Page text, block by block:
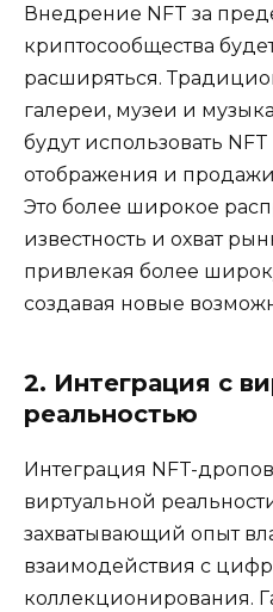
Внедрение NFT за
криптосообщества
расширяться.
галереи, музеи и
будут использовать
отображения и
Это более широкое
известность и охват
привлекая более
создавая новые
2. Интеграция с
реальностью
Интеграция NFT-
виртуальной
захватывающий опыт
взаимодействия с
коллекционирования.